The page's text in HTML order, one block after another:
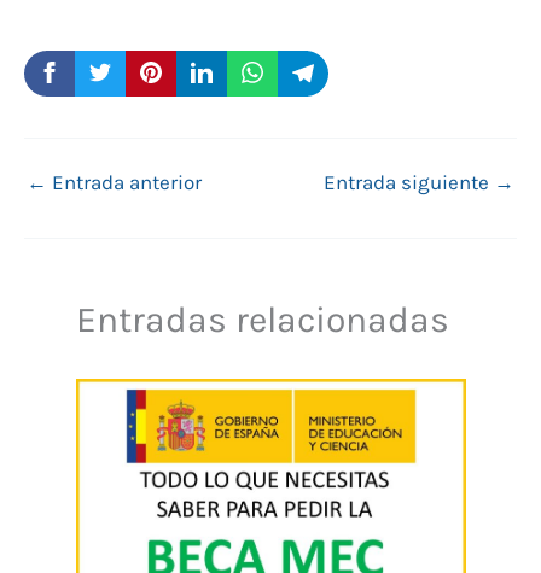
← Entrada anterior Entrada siguiente →
Entradas relacionadas